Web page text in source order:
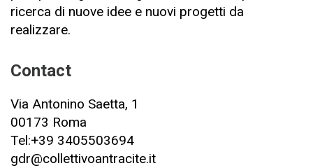
ricerca di nuove idee e nuovi progetti da
realizzare.
Contact
Via Antonino Saetta, 1
00173 Roma
Tel:+39 3405503694
gdr@collettivoantracite.it